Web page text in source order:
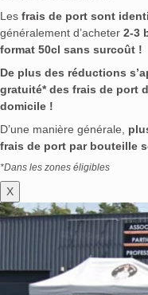
Les frais de port sont
généralement d’acheter 2-3
format 50cl sans surcoût !
De plus des réductions
gratuité* des frais de port
domicile !
D’une manière générale,
frais de port par bouteille
*Dans les zones éligibles
X